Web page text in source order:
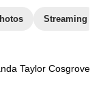
Streaming
Taylor Cosgrove